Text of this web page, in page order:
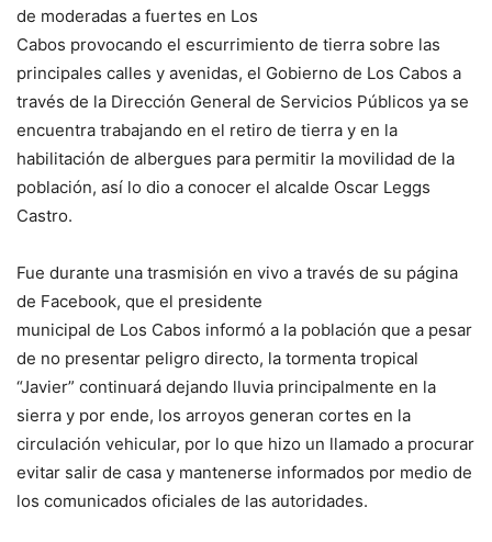
de moderadas a fuertes en Los
Cabos provocando el escurrimiento de tierra sobre las
principales calles y avenidas, el Gobierno de Los Cabos a
través de la Dirección General de Servicios Públicos ya se
encuentra trabajando en el retiro de tierra y en la
habilitación de albergues para permitir la movilidad de la
población, así lo dio a conocer el alcalde Oscar Leggs
Castro.
Fue durante una trasmisión en vivo a través de su página
de Facebook, que el presidente
municipal de Los Cabos informó a la población que a pesar
de no presentar peligro directo, la tormenta tropical
“Javier” continuará dejando lluvia principalmente en la
sierra y por ende, los arroyos generan cortes en la
circulación vehicular, por lo que hizo un llamado a procurar
evitar salir de casa y mantenerse informados por medio de
los comunicados oficiales de las autoridades.